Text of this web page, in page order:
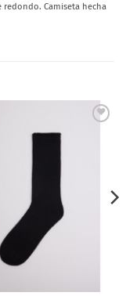
redondo. Camiseta hecha